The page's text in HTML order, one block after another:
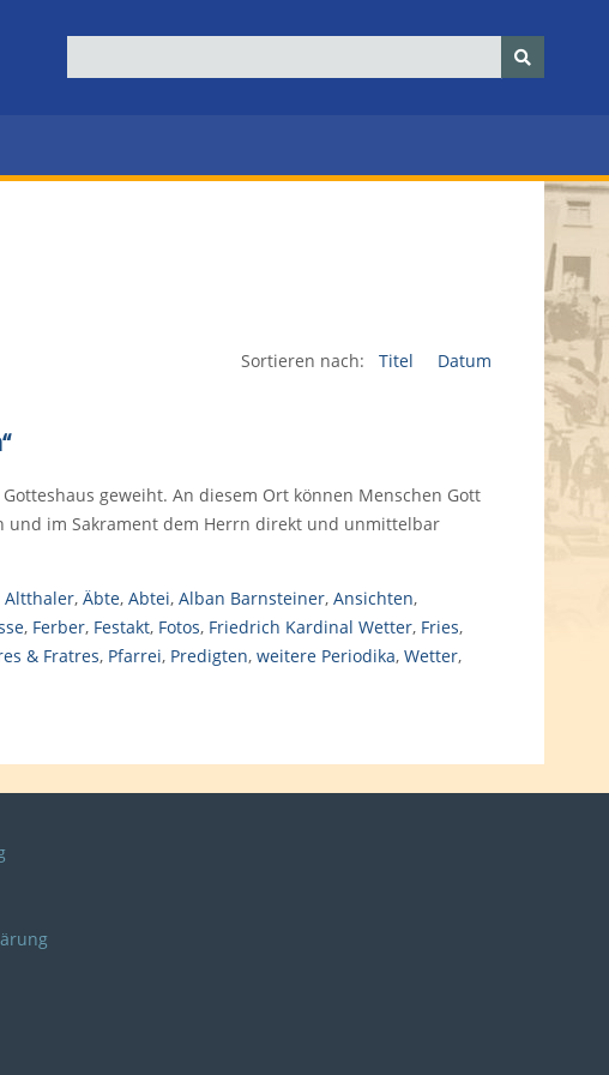
Sortieren nach: Titel Datum
geweiht. An diesem Ort können Menschen Gott
und im Sakrament dem Herrn direkt und unmittelbar
Altthaler, Äbte, Abtei, Alban Barnsteiner, Ansichten,
, Ferber, Festakt, Fotos, Friedrich Kardinal Wetter, Fries,
& Fratres, Pfarrei, Predigten, weitere Periodika, Wetter,